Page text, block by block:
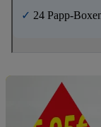
✓ 24 Papp-